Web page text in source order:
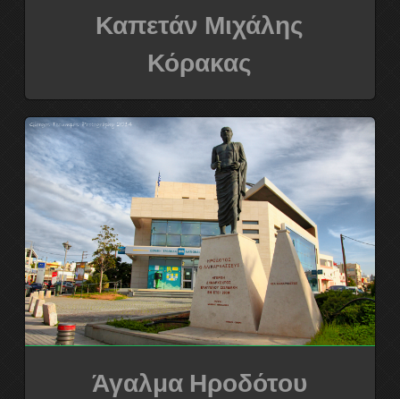
Καπετάν Μιχάλης
Κόρακας
Άγαλμα Ηροδότου